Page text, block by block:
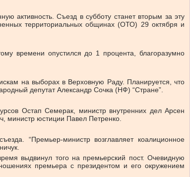
активность. Съезд в субботу станет вторым за эту
территориальных общинах (ОТО) 29 октября и
времени опустился до 1 процента, благоразумно
на выборах в Верховную Раду. Планируется, что
депутат Александр Сочка (НФ) “Стране”.
Остап Семерак, министр внутренних дел Арсен
министр юстиции Павел Петренко.
“Премьер-министр возглавляет коалиционное
выдвинул того на премьерский пост. Очевидную
премьера с президентом и его окружением